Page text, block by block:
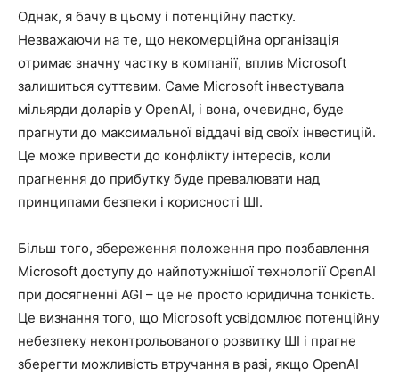
Однак, я бачу в цьому і потенційну пастку.
Незважаючи на те, що некомерційна організація
отримає значну частку в компанії, вплив Microsoft
залишиться суттєвим. Саме Microsoft інвестувала
мільярди доларів у OpenAI, і вона, очевидно, буде
прагнути до максимальної віддачі від своїх інвестицій.
Це може привести до конфлікту інтересів, коли
прагнення до прибутку буде превалювати над
принципами безпеки і корисності ШІ.
Більш того, збереження положення про позбавлення
Microsoft доступу до найпотужнішої технології OpenAI
при досягненні AGI – це не просто юридична тонкість.
Це визнання того, що Microsoft усвідомлює потенційну
небезпеку неконтрольованого розвитку ШІ і прагне
зберегти можливість втручання в разі, якщо OpenAI